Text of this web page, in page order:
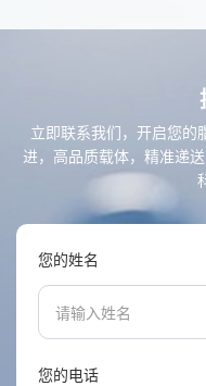
立即联系我们，开启您的
进，高品质载体，精准递
您的姓名
您的电话